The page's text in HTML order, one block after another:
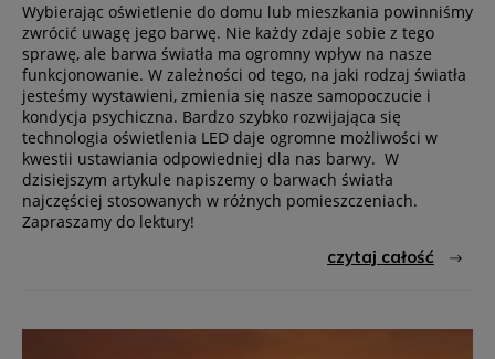
Wybierając oświetlenie do domu lub mieszkania powinniśmy
zwrócić uwagę jego barwę. Nie każdy zdaje sobie z tego
sprawę, ale barwa światła ma ogromny wpływ na nasze
funkcjonowanie. W zależności od tego, na jaki rodzaj światła
jesteśmy wystawieni, zmienia się nasze samopoczucie i
kondycja psychiczna. Bardzo szybko rozwijająca się
technologia oświetlenia LED daje ogromne możliwości w
kwestii ustawiania odpowiedniej dla nas barwy. W
dzisiejszym artykule napiszemy o barwach światła
najczęściej stosowanych w różnych pomieszczeniach.
Zapraszamy do lektury!
czytaj całość